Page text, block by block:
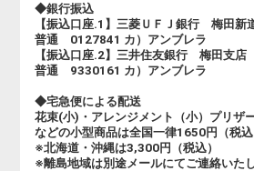
◆銀行振込
【振込口座.1】三菱ＵＦＪ銀行 梅田新
普通 0127841 カ）アンブレラ
【振込口座.2】三井住友銀行 梅田支店
普通 9330161 カ）アンブレラ
◆宅急便による配送
花束(小)・アレンジメント（小）プリザ
などの小型商品は全国一律1650円（税込
※北海道・沖縄は3,300円（税込）
※離島地域は別途メールにてご連絡いたし